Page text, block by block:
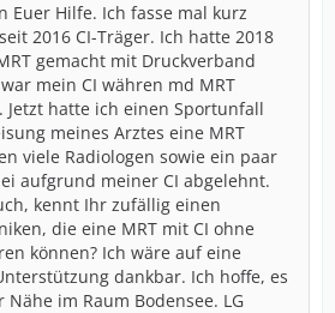
Euer Hilfe. Ich fasse mal kurz
2016 CI-Träger. Ich hatte 2018
gemacht mit Druckverband
mein CI währen md MRT
Jetzt hatte ich einen Sportunfall
meines Arztes eine MRT
viele Radiologen sowie ein paar
aufgrund meiner CI abgelehnt.
kennt Ihr zufällig einen
die eine MRT mit CI ohne
können? Ich wäre auf eine
dankbar. Ich hoffe, es
im Raum Bodensee. LG